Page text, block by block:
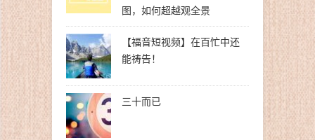
图，如何超越观全景
【福音短视频】在百忙中还
能祷告！
三十而已